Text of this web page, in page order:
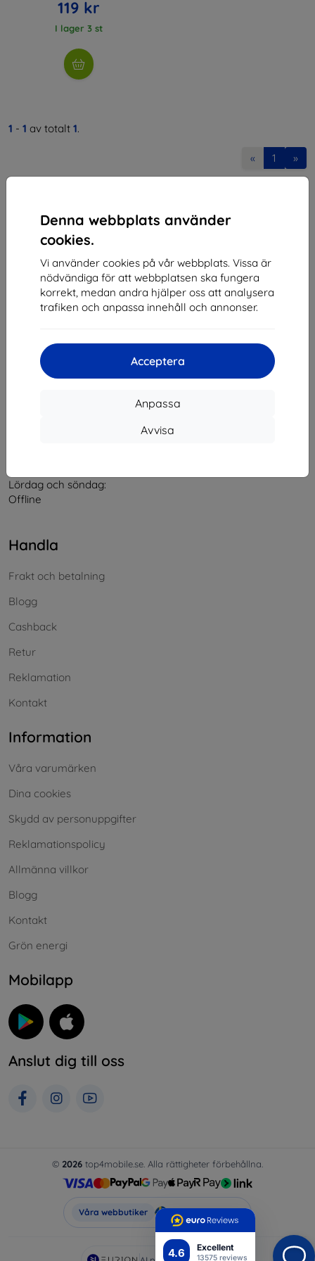
4.6 Excellent
13575 reviews
Denna webbplats använder
cookies.
Vi använder cookies på vår webbplats. Vissa är
nödvändiga för att webbplatsen ska fungera
korrekt, medan andra hjälper oss att analysera
trafiken och anpassa innehåll och annonser.
Acceptera
Anpassa
Avvisa
119 kr
I lager 3 st
1 - 1 av totalt 1.
« 1 »
Shield-SK s.r.o.
Organisationsnummer:46701494
Momsregistreringsnummer:SK2023549671
Kontakt
Lördag och söndag:
Offline
Handla
Frakt och betalning
Blogg
Cashback
Retur
Reklamation
Kontakt
Information
Våra varumärken
Dina cookies
Skydd av personuppgifter
Reklamationspolicy
Allmänna villkor
Blogg
Kontakt
Grön energi
Mobilapp
Anslut dig till oss
© 2026 top4mobile.se. Alla rättigheter förbehållna.
Våra webbutiker Top4Mobile.se